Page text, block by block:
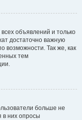
объявлений и только
достаточно важную
возможности. Так же, как
тем
больше не
в них опросы